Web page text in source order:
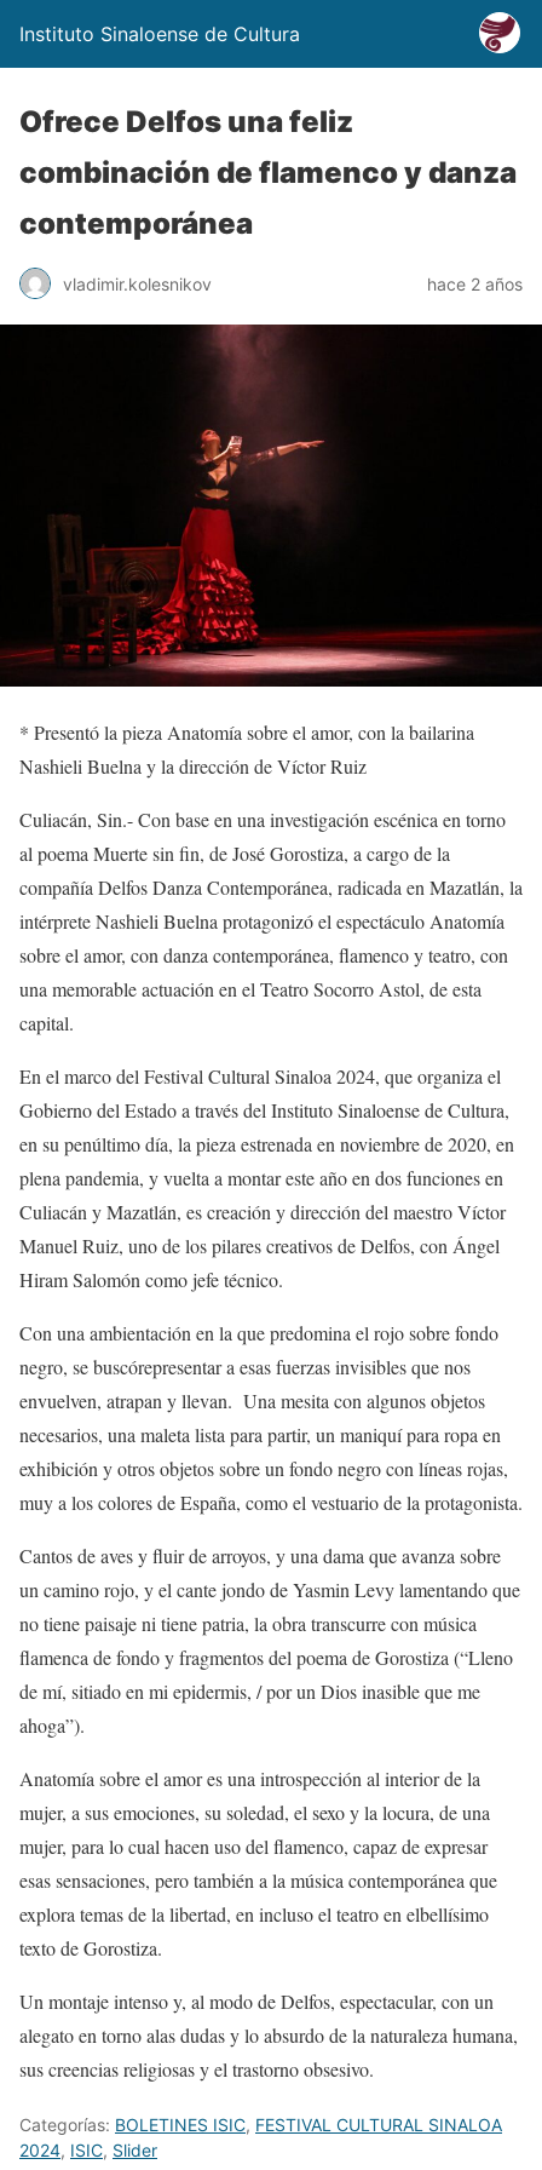
Instituto Sinaloense de Cultura
Ofrece Delfos una feliz
combinación de flamenco y danza
contemporánea
vladimir.kolesnikov hace 2 años
* Presentó la pieza Anatomía sobre el amor, con la bailarina
Nashieli Buelna y la dirección de Víctor Ruiz
Culiacán, Sin.-Con baseen una investigación escénica en torno
al poema Muerte sin fin, de José Gorostiza, a cargo de la
compañía Delfos Danza Contemporánea, radicada en Mazatlán, la
intérpreteNashieli Buelna protagonizóel espectáculo Anatomía
sobre el amor, con danza contemporánea, flamenco y teatro, con
una memorable actuación en el Teatro Socorro Astol, de esta
capital.
En el marco del Festival Cultural Sinaloa 2024, que organiza el
Gobierno del Estado a través del Instituto Sinaloense de Cultura,
en su penúltimo día, la pieza estrenada en noviembre de 2020, en
plena pandemia, y vuelta a montar este año en dos funciones en
Culiacán y Mazatlán, es creación y dirección del maestro Víctor
Manuel Ruiz, uno de los pilares creativos de Delfos, con Ángel
Hiram Salomón como jefe técnico.
Con una ambientación en la que predomina el rojosobre fondo
negro, se buscórepresentara esas fuerzas invisibles que nos
envuelven, atrapan y llevan. Una mesita con algunos objetos
necesarios, una maleta lista para partir, un maniquí para ropa en
exhibición y otros objetos sobre un fondo negro con líneas rojas,
muy a los colores de España, como el vestuario de la protagonista.
Cantos de aves y fluir de arroyos, y una dama que avanza sobre
un camino rojo, y el cante jondo de Yasmin Levy lamentando que
no tiene paisaje ni tiene patria, la obra transcurre con música
flamenca de fondo yfragmentos del poema deGorostiza (“Lleno
de mí, sitiado en mi epidermis, / por un Dios inasible que me
ahoga”).
Anatomía sobre el amores una introspección al interior de la
mujer, a sus emociones, su soledad, el sexo y la locura, de una
mujer, para lo cual hacen uso del flamenco, capaz de expresar
esas sensaciones, pero también a la música contemporánea que
explora temas de la libertad, en incluso el teatro en elbellísimo
textode Gorostiza.
Un montajeintensoy, al modo de Delfos, espectacular, con un
alegatoen torno alas dudas y lo absurdo de la naturaleza humana,
sus creencias religiosas y el trastorno obsesivo.
Categorías: BOLETINES ISIC, FESTIVAL CULTURAL SINALOA
2024, ISIC, Slider